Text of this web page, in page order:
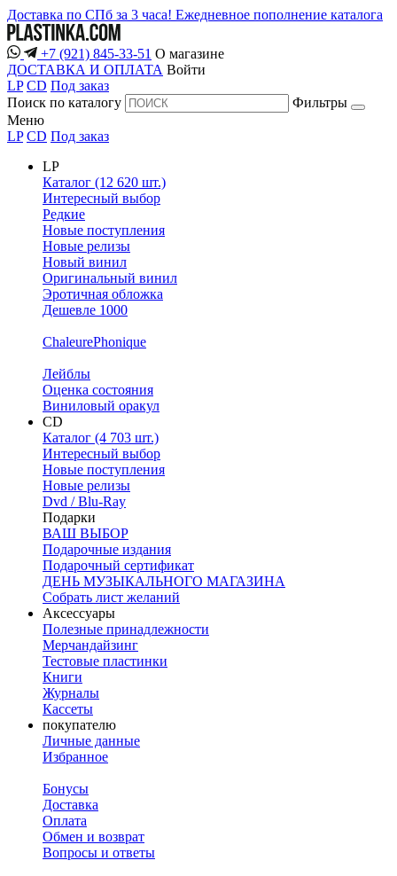
Доставка по СПб за 3 часа! Ежедневное пополнение каталога
+7 (921) 845-33-51 О магазине
ДОСТАВКА И ОПЛАТА Войти
LP CD Под заказ
Поиск по каталогу
Фильтры
Меню
LP CD Под заказ
LP
Каталог (12 620 шт.)
Интересный выбор
Редкие
Новые поступления
Новые релизы
Новый винил
Оригинальный винил
Эротичная обложка
Дешевле 1000
ChaleurePhonique
Лейблы
Оценка состояния
Виниловый оракул
CD
Каталог (4 703 шт.)
Интересный выбор
Новые поступления
Новые релизы
Dvd / Blu-Ray
Подарки
ВАШ ВЫБОР
Подарочные издания
Подарочный сертификат
ДЕНЬ МУЗЫКАЛЬНОГО МАГАЗИНА
Собрать лист желаний
Аксессуары
Полезные принадлежности
Мерчандайзинг
Тестовые пластинки
Книги
Журналы
Кассеты
покупателю
Личные данные
Избранное
Бонусы
Доставка
Оплата
Обмен и возврат
Вопросы и ответы